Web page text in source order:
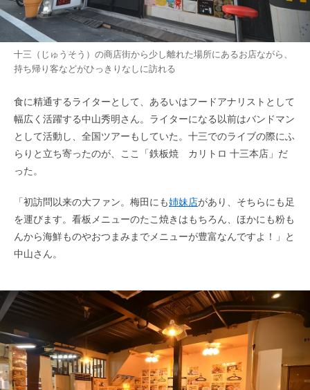
十三（じゅうそう）の商店街から少し離れた場所にあるお店ながら、
持ち帰り客などがひっきりなしに訪れる
食に精通するライターとして、あるいはフードアナリストとして
幅広く活躍する中山秀明さん。ライターになる以前はバンドマン
として活動し、全国ツアーもしていた。十三でのライブの際にふ
らりと立ち寄ったのが、ここ「鉄板焼 カリトロ 十三本店」だ
った。
「初訪問以来の大ファン。梅田にも姉妹店があり、そちらにも足
を運びます。看板メニューのたこ焼きはもちろん、ほかにも粉も
んから海鮮ものやおつまみまでメニューが豊富なんですよ！」と
中山さん。